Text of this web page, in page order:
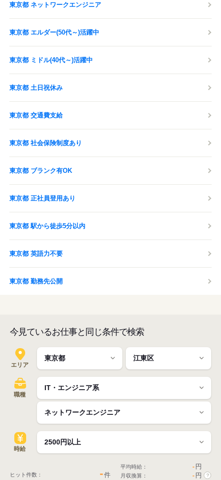
東京都 ネットワークエンジニア
東京都 エルダー(50代～)活躍中
東京都 ミドル(40代～)活躍中
東京都 土日祝休み
東京都 交通費支給
東京都 社会保険制度あり
東京都 ブランク有OK
東京都 正社員登用あり
東京都 駅から徒歩5分以内
東京都 英語力不要
東京都 勤務先公開
今見ているお仕事と同じ条件で検索
エリア
職種
時給
ヒット件数： -件
平均時給： - 円
月収換算： - 円 ?